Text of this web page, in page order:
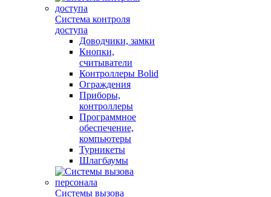
Система контроля
доступа
Доводчики, замки
Кнопки,
считыватели
Контроллеры Bolid
Ограждения
Приборы,
контроллеры
Программное
обеспечение,
компьютеры
Турникеты
Шлагбаумы
Системы вызова